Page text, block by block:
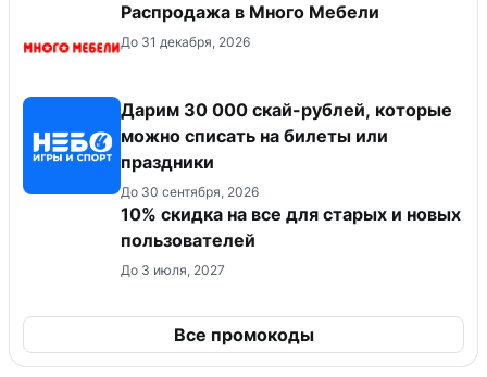
Распродажа в Много Мебели
До 31 декабря, 2026
Дарим 30 000 скай-рублей, которые
можно списать на билеты или
праздники
До 30 сентября, 2026
10% скидка на все для старых и новых
пользователей
До 3 июля, 2027
Все промокоды